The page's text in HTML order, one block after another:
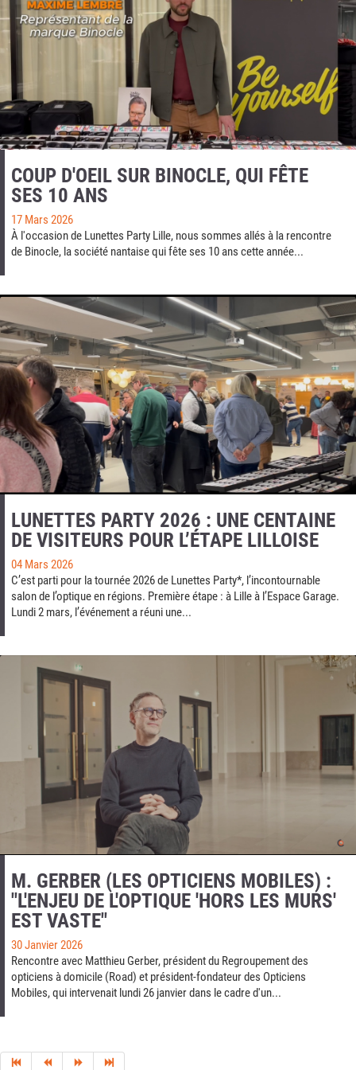
COUP D'OEIL SUR BINOCLE, QUI FÊTE
SES 10 ANS
17 Mars 2026
À l'occasion de Lunettes Party Lille, nous sommes allés à la rencontre
de Binocle, la société nantaise qui fête ses 10 ans cette année...
LUNETTES PARTY 2026 : UNE CENTAINE
DE VISITEURS POUR L’ÉTAPE LILLOISE
04 Mars 2026
C’est parti pour la tournée 2026 de Lunettes Party*, l’incontournable
salon de l’optique en régions. Première étape : à Lille à l’Espace Garage.
Lundi 2 mars, l’événement a réuni une...
M. GERBER (LES OPTICIENS MOBILES) :
"L'ENJEU DE L'OPTIQUE 'HORS LES MURS'
EST VASTE"
30 Janvier 2026
Rencontre avec Matthieu Gerber, président du Regroupement des
opticiens à domicile (Road) et président-fondateur des Opticiens
Mobiles, qui intervenait lundi 26 janvier dans le cadre d'un...